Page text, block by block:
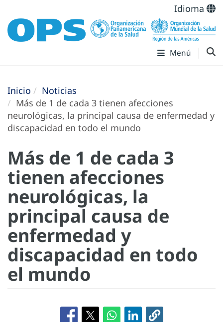
Idioma
Menú
Inicio
Noticias
Más de 1 de cada 3 tienen afecciones
neurológicas, la principal causa de enfermedad y
discapacidad en todo el mundo
Más de 1 de cada 3
tienen afecciones
neurológicas, la
principal causa de
enfermedad y
discapacidad en todo
el mundo